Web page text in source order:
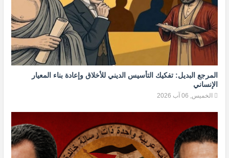
المرجع البديل: تفكيك التأسيس الديني للأخلاق وإعادة بناء المعيار
الإنساني
الخميس, 06 آب 2026